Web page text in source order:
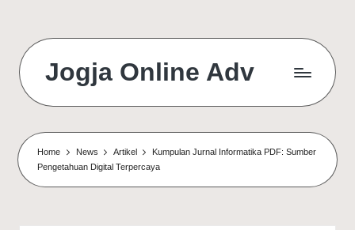
Jogja Online Adv
&
Digital
Connection
Agency
Home News Artikel
Kumpulan Jurnal Informatika PDF: Sumber
Pengetahuan Digital Terpercaya